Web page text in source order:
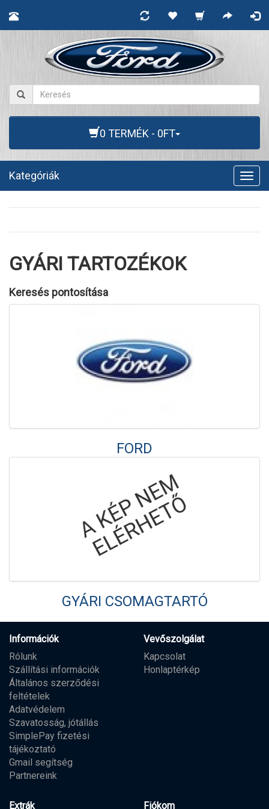
0 TERMÉK - 0FT
Kategóriák
GYÁRI TARTOZÉKOK
Keresés pontosítása
FORD
GYÁRI CSOMAGTARTÓ
Információk
Rólunk
Szállítási információk
Általános szerződési
feltételek
Adatvédelem
Szavatosság, jótállás
SimplePay fizetési
tájékoztató
Gmail segítség
Partnereink
Vevőszolgálat
Kapcsolat
Honlaptérkép
Extrák Fiókom